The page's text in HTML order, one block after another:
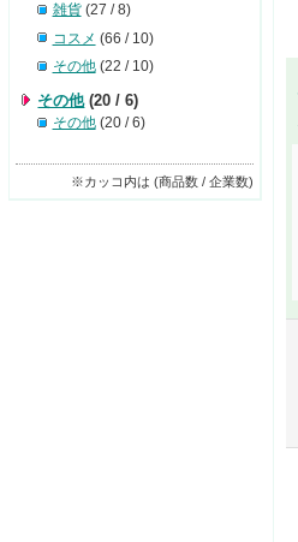
雑貨(27 / 8)
コスメ (66 / 10)
その他(22 / 10)
その他(20 / 6)
その他(20 / 6)
※カッコ内は (商品数 / 企業数)